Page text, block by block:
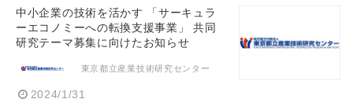
中小企業の技術を活かす 「サーキュラ
ーエコノミーへの転換支援事業」 共同
研究テーマ募集に向けたお知らせ
東京都立産業技術研究センター
2024/1/31